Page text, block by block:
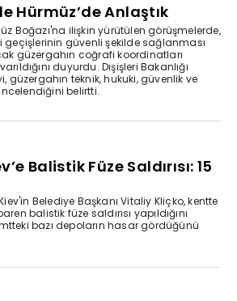
Hürmüz’de Anlaştık
Boğazı'na ilişkin yürütülen görüşmelerde,
güvenli şekilde sağlanması
güzergahın coğrafi koordinatları
duyurdu. Dışişleri Bakanlığı
güzergahın teknik, hukuki, güvenlik ve
belirtti.
Balistik Füze Saldırısı: 15
Belediye Başkanı Vitaliy Kliçko, kentte
balistik füze saldırısı yapıldığını
bazı depoların hasar gördüğünü